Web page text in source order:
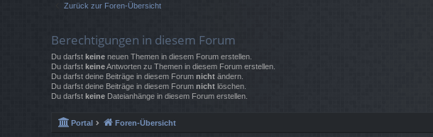
Zurück zur Foren-Übersicht
Berechtigungen in diesem Forum
Du darfst keine neuen Themen in diesem Forum erstellen.
Du darfst keineAntworten zu Themen in diesem Forum erstellen.
Du darfst deine Beiträge in diesem Forum nicht ändern.
Du darfst deine Beiträge in diesem Forum nicht löschen.
Du darfst keine Dateianhänge in diesem Forum erstellen.
Portal Foren-Übersicht